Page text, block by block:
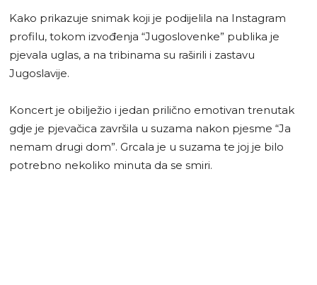
Kako prikazuje snimak koji je podijelila na Instagram
profilu, tokom izvođenja “Jugoslovenke” publika je
pjevala uglas, a na tribinama su raširili i zastavu
Jugoslavije.
Koncert je obilježio i jedan prilično emotivan trenutak
gdje je pjevačica završila u suzama nakon pjesme “Ja
nemam drugi dom”. Grcala je u suzama te joj je bilo
potrebno nekoliko minuta da se smiri.